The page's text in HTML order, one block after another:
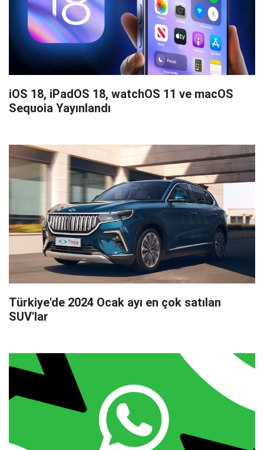
iOS 18, iPadOS 18, watchOS 11 ve macOS
Sequoia Yayınlandı
Türkiye'de 2024 Ocak ayı en çok satılan
SUV'lar